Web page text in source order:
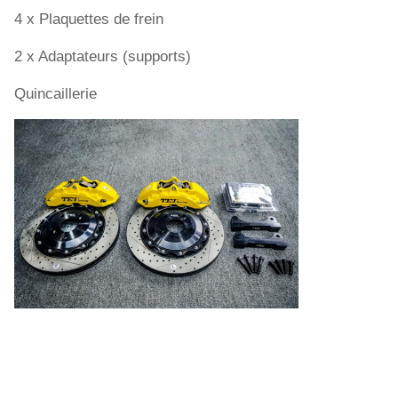
4 x Plaquettes de frein
2 x Adaptateurs (supports)
Quincaillerie